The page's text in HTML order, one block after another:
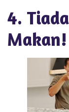
4.
Makan!